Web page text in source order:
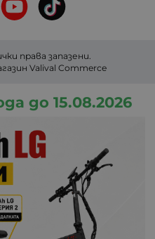
права запазени.
Valival Commerce
до 15.08.2026